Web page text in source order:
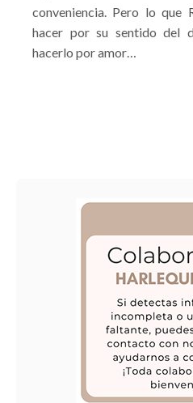
conveniencia. Pero lo que
hacer por su sentido del
hacerlo por amor…